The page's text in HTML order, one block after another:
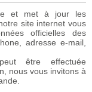
et met à jour les
site internet vous
officielles des
adresse e-mail,
être effectuée
nous vous invitons à